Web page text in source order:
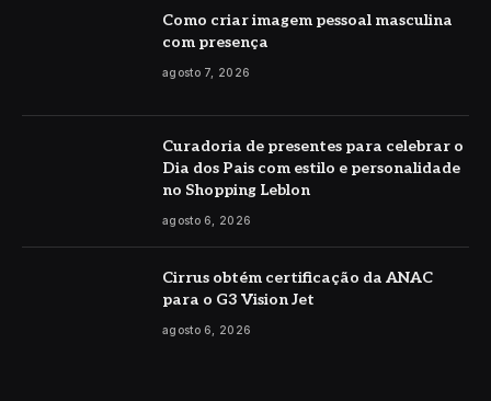
Como criar imagem pessoal masculina
com presença
agosto 7, 2026
Curadoria de presentes para celebrar o
Dia dos Pais com estilo e personalidade
no Shopping Leblon
agosto 6, 2026
Cirrus obtém certificação da ANAC
para o G3 Vision Jet
agosto 6, 2026